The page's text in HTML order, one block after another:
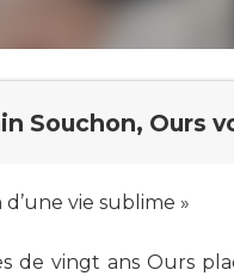
Souchon, Ours
d’une vie sublime »
de vingt ans Ours